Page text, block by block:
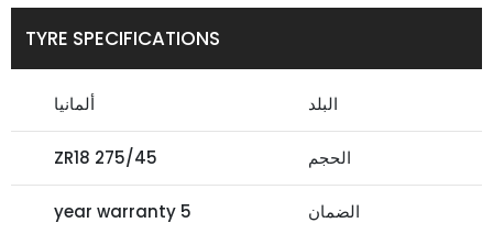
TYRE SPECIFICATIONS
البلد ألمانيا
الحجم 275/45 ZR18
الضمان 5 year warranty